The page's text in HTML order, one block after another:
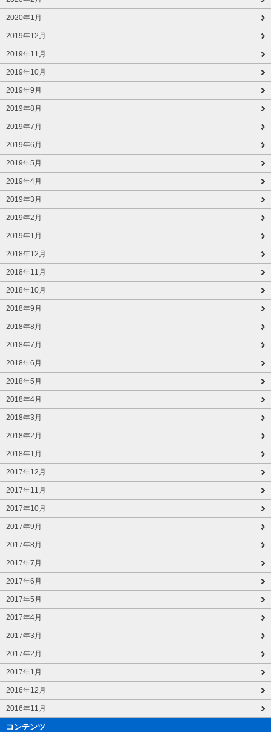
2020年1月
2019年12月
2019年11月
2019年10月
2019年9月
2019年8月
2019年7月
2019年6月
2019年5月
2019年4月
2019年3月
2019年2月
2019年1月
2018年12月
2018年11月
2018年10月
2018年9月
2018年8月
2018年7月
2018年6月
2018年5月
2018年4月
2018年3月
2018年2月
2018年1月
2017年12月
2017年11月
2017年10月
2017年9月
2017年8月
2017年7月
2017年6月
2017年5月
2017年4月
2017年3月
2017年2月
2017年1月
2016年12月
2016年11月
コンテンツ